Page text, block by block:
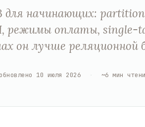
для начинающих:
режимы оплаты, single-
он лучше реляционной
обновлено 10 июля 2026 ~6 мин